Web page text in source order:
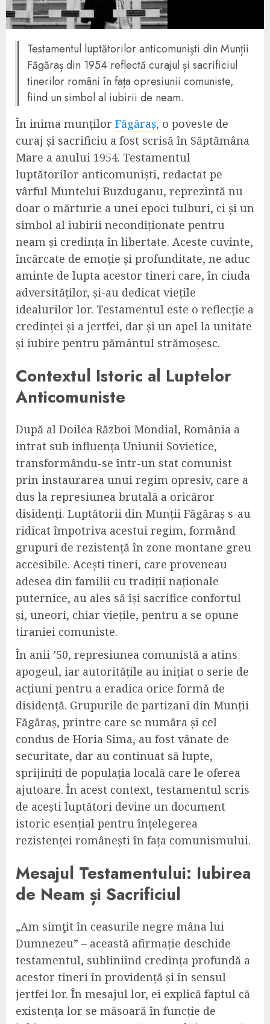
Testamentul luptătorilor anticomuniști din Munții
Făgăraș din 1954 reflectă curajul și sacrificiul
tinerilor români în fața opresiunii comuniste,
fiind un simbol al iubirii de neam.
În inima munților Făgăraș, o poveste de
curaj și sacrificiu a fost scrisă în Săptămâna
Mare a anului 1954. Testamentul
luptătorilor anticomuniști, redactat pe
vârful Muntelui Buzduganu, reprezintă nu
doar o mărturie a unei epoci tulburi, ci și un
simbol al iubirii necondiționate pentru
neam și credința în libertate. Aceste cuvinte,
încărcate de emoție și profunditate, ne aduc
aminte de lupta acestor tineri care, în ciuda
adversităților, și-au dedicat viețile
idealurilor lor. Testamentul este o reflecție a
credinței și a jertfei, dar și un apel la unitate
și iubire pentru pământul strămoșesc.
Contextul Istoric al Luptelor
Anticomuniste
După al Doilea Război Mondial, România a
intrat sub influența Uniunii Sovietice,
transformându-se într-un stat comunist
prin instaurarea unui regim opresiv, care a
dus la represiunea brutală a oricăror
disidenți. Luptătorii din Munții Făgăraș s-au
ridicat împotriva acestui regim, formând
grupuri de rezistență în zone montane greu
accesibile. Acești tineri, care proveneau
adesea din familii cu tradiții naționale
puternice, au ales să își sacrifice confortul
și, uneori, chiar viețile, pentru a se opune
tiraniei comuniste.
În anii ’50, represiunea comunistă a atins
apogeul, iar autoritățile au inițiat o serie de
acțiuni pentru a eradica orice formă de
disidență. Grupurile de partizani din Munții
Făgăraș, printre care se număra și cel
condus de Horia Sima, au fost vânate de
securitate, dar au continuat să lupte,
sprijiniți de populația locală care le oferea
ajutoare. În acest context, testamentul scris
de acești luptători devine un document
istoric esențial pentru înțelegerea
rezistenței românești în fața comunismului.
Mesajul Testamentului: Iubirea
de Neam și Sacrificiul
„Am simţit în ceasurile negre mâna lui
Dumnezeu” – această afirmație deschide
testamentul, subliniind credința profundă a
acestor tineri în providență și în sensul
jertfei lor. În mesajul lor, ei explică faptul că
existența lor se măsoară în funcție de